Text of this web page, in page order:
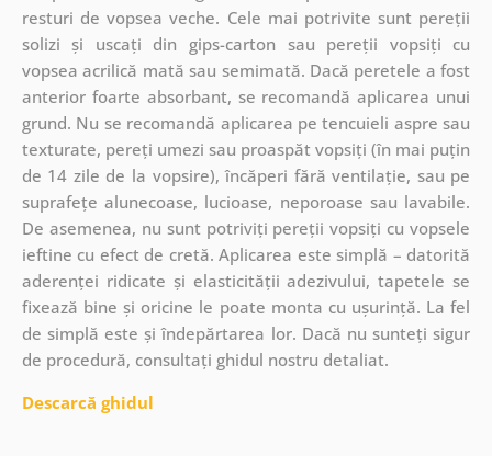
resturi de vopsea veche. Cele mai potrivite sunt pereții
solizi și uscați din gips-carton sau pereții vopsiți cu
vopsea acrilică mată sau semimată. Dacă peretele a fost
anterior foarte absorbant, se recomandă aplicarea unui
grund. Nu se recomandă aplicarea pe tencuieli aspre sau
texturate, pereți umezi sau proaspăt vopsiți (în mai puțin
de 14 zile de la vopsire), încăperi fără ventilație, sau pe
suprafețe alunecoase, lucioase, neporoase sau lavabile.
De asemenea, nu sunt potriviți pereții vopsiți cu vopsele
ieftine cu efect de cretă. Aplicarea este simplă – datorită
aderenței ridicate și elasticității adezivului, tapetele se
fixează bine și oricine le poate monta cu ușurință. La fel
de simplă este și îndepărtarea lor. Dacă nu sunteți sigur
de procedură, consultați ghidul nostru detaliat.
Descarcă ghidul